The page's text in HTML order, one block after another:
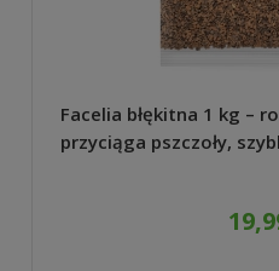
Facelia błękitna 1 kg –
przyciąga pszczoły,